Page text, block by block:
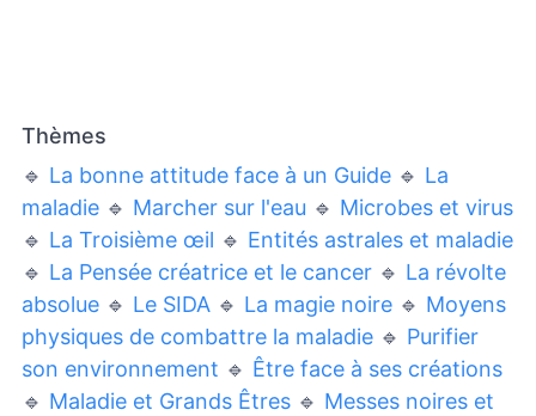
Thèmes
🔹 La bonne attitude face à un Guide 🔹 La
maladie 🔹 Marcher sur l'eau 🔹 Microbes et virus
🔹 La Troisième œil 🔹 Entités astrales et maladie
🔹 La Pensée créatrice et le cancer 🔹 La révolte
absolue 🔹 Le SIDA 🔹 La magie noire 🔹 Moyens
physiques de combattre la maladie 🔹 Purifier
son environnement 🔹 Être face à ses créations
🔹 Maladie et Grands Êtres 🔹 Messes noires et